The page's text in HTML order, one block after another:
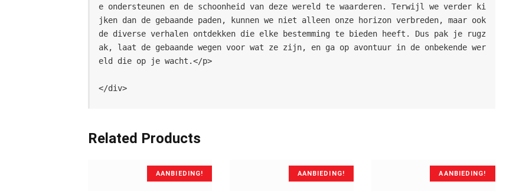
e ondersteunen en de schoonheid van deze wereld te waarderen. Terwijl we verder ki
jken dan de gebaande paden, kunnen we niet alleen onze horizon verbreden, maar ook
de diverse verhalen ontdekken die elke bestemming te bieden heeft. Dus pak je rugz
ak, laat de gebaande wegen voor wat ze zijn, en ga op avontuur in de onbekende wer
eld die op je wacht.</p>
</div>
Related Products
AANBIEDING! AANBIEDING! AANBIEDING!